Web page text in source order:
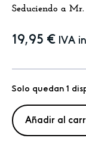
Seduciendo a
19,95 € IVA
Solo quedan 1
Añadir al